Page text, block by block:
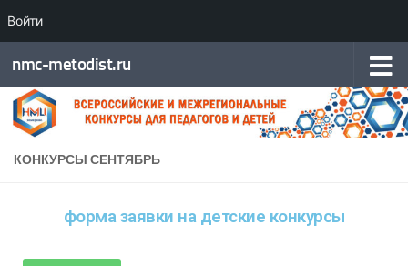
ВойтиПерейти к содержимому
nmc-metodist.ru
КОНКУРСЫ СЕНТЯБРЬ
форма заявки на детские конкурсы